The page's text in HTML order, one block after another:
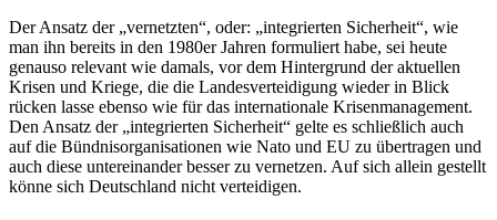
Der Ansatz der „vernetzten“, oder: „integrierten Sicherheit“, wie
man ihn bereits in den 1980er Jahren formuliert habe, sei heute
genauso relevant wie damals, vor dem Hintergrund der aktuellen
Krisen und Kriege, die die Landesverteidigung wieder in Blick
rücken lasse ebenso wie für das internationale Krisenmanagement.
Den Ansatz der „integrierten Sicherheit“ gelte es schließlich auch
auf die Bündnisorganisationen wie Nato und EU zu übertragen und
auch diese untereinander besser zu vernetzen. Auf sich allein gestellt
könne sich Deutschland nicht verteidigen.